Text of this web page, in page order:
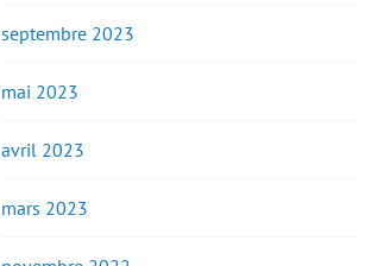
septembre 2023
mai 2023
avril 2023
mars 2023